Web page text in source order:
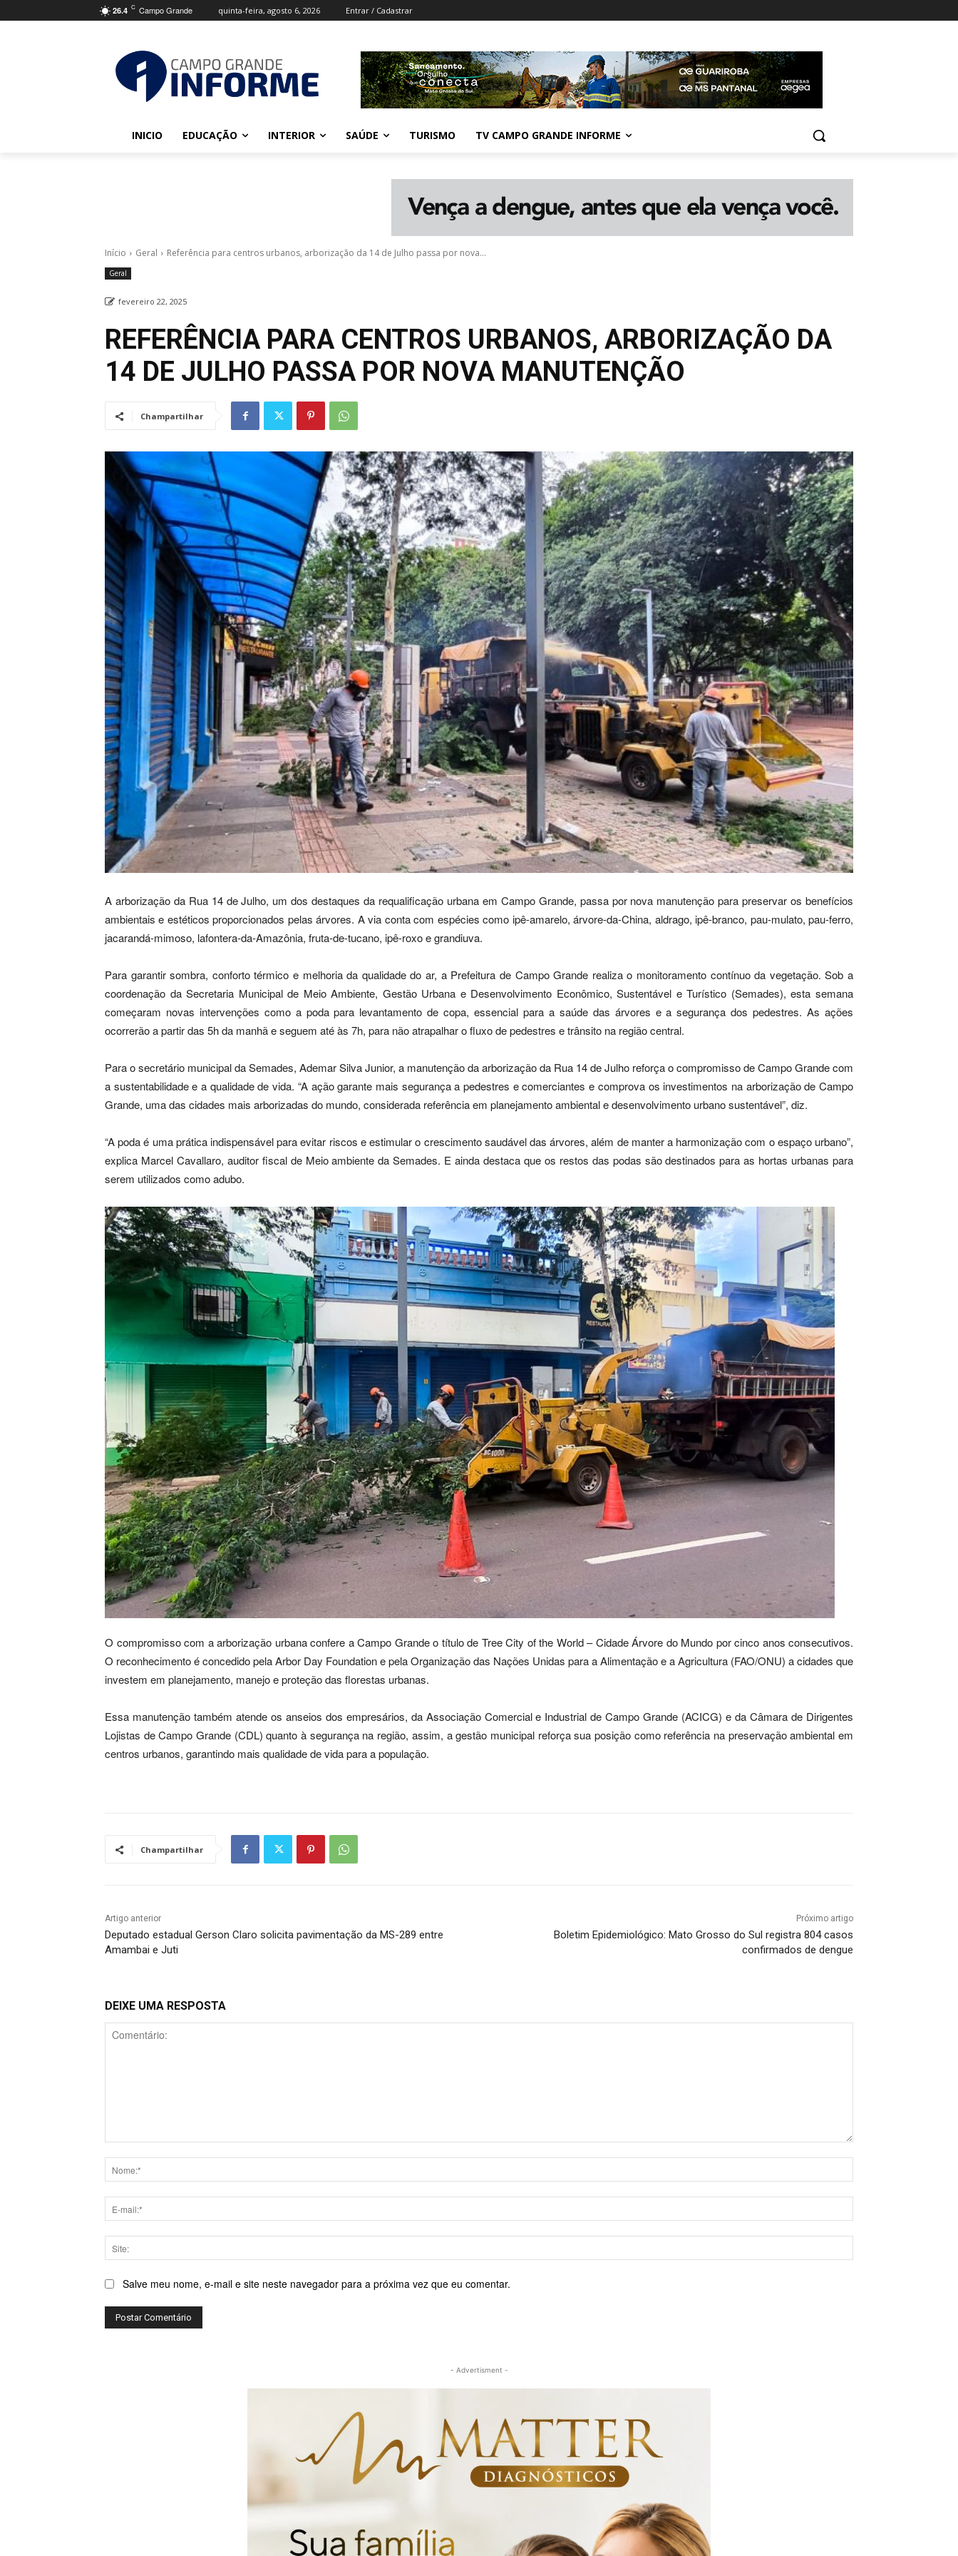
26.4 C Campo Grande quinta-feira, agosto 6, 2026 Entrar / Cadastrar
INICIO EDUCAÇÃO INTERIOR SAÚDE TURISMO TV CAMPO GRANDE INFORME
Início Geral Referência para centros urbanos, arborização da 14 de Julho passa por nova...
Geral
fevereiro 22, 2025
REFERÊNCIA PARA CENTROS URBANOS, ARBORIZAÇÃO DA
14 DE JULHO PASSA POR NOVA MANUTENÇÃO
Champartilhar
A arborização da Rua 14 de Julho, um dos destaques da requalificação urbana em Campo Grande, passa por nova manutenção para preservar os benefícios
ambientais e estéticos proporcionados pelas árvores. A via conta com espécies como ipê-amarelo, árvore-da-China, aldrago, ipê-branco, pau-mulato, pau-ferro,
jacarandá-mimoso, lafontera-da-Amazônia, fruta-de-tucano, ipê-roxo e grandiuva.
Para garantir sombra, conforto térmico e melhoria da qualidade do ar, a Prefeitura de Campo Grande realiza o monitoramento contínuo da vegetação. Sob a
coordenação da Secretaria Municipal de Meio Ambiente, Gestão Urbana e Desenvolvimento Econômico, Sustentável e Turístico (Semades), esta semana
começaram novas intervenções como a poda para levantamento de copa, essencial para a saúde das árvores e a segurança dos pedestres. As ações
ocorrerão a partir das 5h da manhã e seguem até às 7h, para não atrapalhar o fluxo de pedestres e trânsito na região central.
Para o secretário municipal da Semades, Ademar Silva Junior, a manutenção da arborização da Rua 14 de Julho reforça o compromisso de Campo Grande com
a sustentabilidade e a qualidade de vida. “A ação garante mais segurança a pedestres e comerciantes e comprova os investimentos na arborização de Campo
Grande, uma das cidades mais arborizadas do mundo, considerada referência em planejamento ambiental e desenvolvimento urbano sustentável”, diz.
“A poda é uma prática indispensável para evitar riscos e estimular o crescimento saudável das árvores, além de manter a harmonização com o espaço urbano”,
explica Marcel Cavallaro, auditor fiscal de Meio ambiente da Semades. E ainda destaca que os restos das podas são destinados para as hortas urbanas para
serem utilizados como adubo.
O compromisso com a arborização urbana confere a Campo Grande o título de Tree City of the World – Cidade Árvore do Mundo por cinco anos consecutivos.
O reconhecimento é concedido pela Arbor Day Foundation e pela Organização das Nações Unidas para a Alimentação e a Agricultura (FAO/ONU) a cidades que
investem em planejamento, manejo e proteção das florestas urbanas.
Essa manutenção também atende os anseios dos empresários, da Associação Comercial e Industrial de Campo Grande (ACICG) e da Câmara de Dirigentes
Lojistas de Campo Grande (CDL) quanto à segurança na região, assim, a gestão municipal reforça sua posição como referência na preservação ambiental em
centros urbanos, garantindo mais qualidade de vida para a população.
Champartilhar
Artigo anterior
Deputado estadual Gerson Claro solicita pavimentação da MS-289 entre
Amambai e Juti
Próximo artigo
Boletim Epidemiológico: Mato Grosso do Sul registra 804 casos
confirmados de dengue
DEIXE UMA RESPOSTA
mail:*
Salve meu nome, e-mail e site neste navegador para a próxima vez que eu comentar.
- Advertisment -